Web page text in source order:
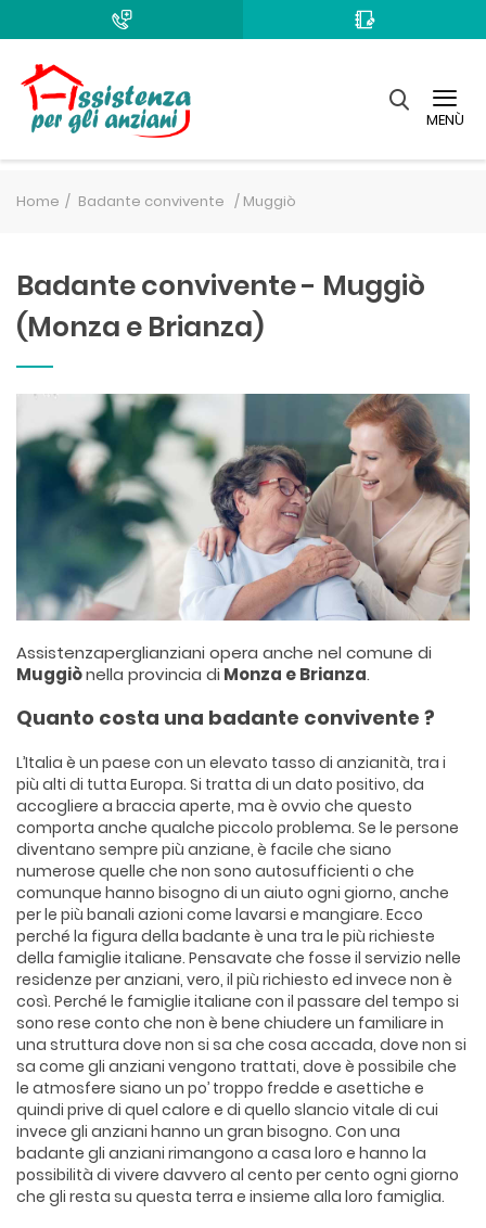
MENÙ
Home Badante convivente / Muggiò
Badante convivente - Muggiò
(Monza e Brianza)
Assistenzaperglianziani opera anche nel comune di
Muggiònella provincia di Monza e Brianza.
Quanto costa una badante convivente ?
L’Italia è un paese con un elevato tasso di anzianità, tra i
più alti di tutta Europa. Si tratta di un dato positivo, da
accogliere a braccia aperte, ma è ovvio che questo
comporta anche qualche piccolo problema. Se le persone
diventano sempre più anziane, è facile che siano
numerose quelle che non sono autosufficienti o che
comunque hanno bisogno di un aiuto ogni giorno, anche
per le più banali azioni come lavarsi e mangiare. Ecco
perché la figura della badante è una tra le più richieste
della famiglie italiane. Pensavate che fosse il servizio nelle
residenze per anziani, vero, il più richiesto ed invece non è
così. Perché le famiglie italiane con il passare del tempo si
sono rese conto che non è bene chiudere un familiare in
una struttura dove non si sa che cosa accada, dove non si
sa come gli anziani vengono trattati, dove è possibile che
le atmosfere siano un po’ troppo fredde e asettiche e
quindi prive di quel calore e di quello slancio vitale di cui
invece gli anziani hanno un gran bisogno. Con una
badante gli anziani rimangono a casa loro e hanno la
possibilità di vivere davvero al cento per cento ogni giorno
che gli resta su questa terra e insieme alla loro famiglia.